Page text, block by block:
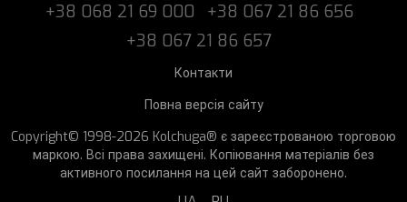
+38 068 21 69 000
+38 067 21 86 656
+38 067 21 86 657
Контакти
Повна версія сайту
Copyright© 1998-2026 Kolchuga® є зареєстрованою торговою
маркою. Всі права захищені. Копіювання матеріалів без
активного посилання на цей сайт заборонено.